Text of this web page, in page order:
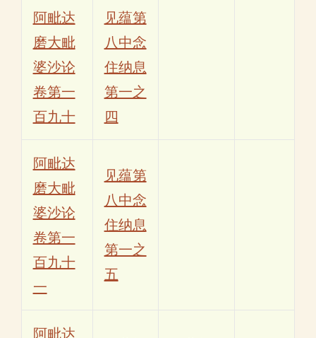
阿毗达
磨大毗
婆沙论
卷第一
百九十
见蕴第
八中念
住纳息
第一之
四
阿毗达
磨大毗
婆沙论
卷第一
百九十
一
见蕴第
八中念
住纳息
第一之
五
阿毗达